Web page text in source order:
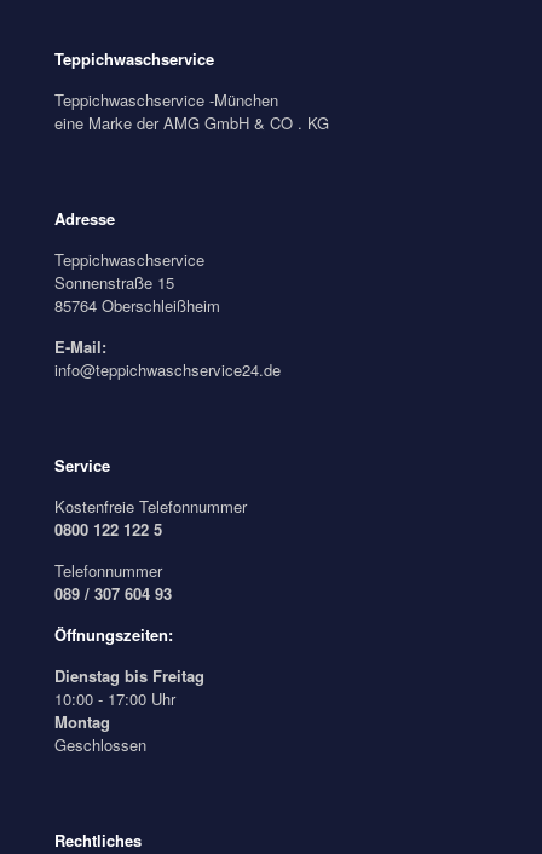
Teppichwaschservice
Teppichwaschservice -München
eine Marke der AMG GmbH & CO . KG
Adresse
Teppichwaschservice
Sonnenstraße 15
85764 Oberschleißheim
E-Mail:
info@teppichwaschservice24.de
Service
Kostenfreie Telefonnummer
0800 122 122 5
Telefonnummer
089 / 307 604 93
Öffnungszeiten:
Dienstag bis Freitag
10:00 - 17:00 Uhr
Montag
Geschlossen
Rechtliches